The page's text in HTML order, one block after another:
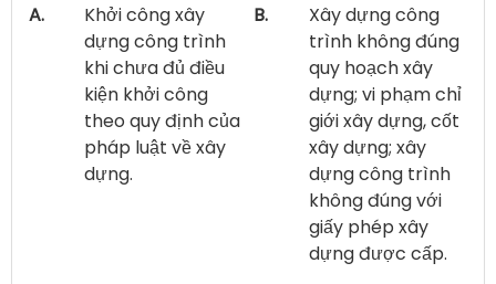
A.
Khởi công xây
dựng công trình
khi chưa đủ điều
kiện khởi công
theo quy định của
pháp luật về xây
dựng.
B.
Xây dựng công
trình không đúng
quy hoạch xây
dựng; vi phạm chỉ
giới xây dựng, cốt
xây dựng; xây
dựng công trình
không đúng với
giấy phép xây
dựng được cấp.